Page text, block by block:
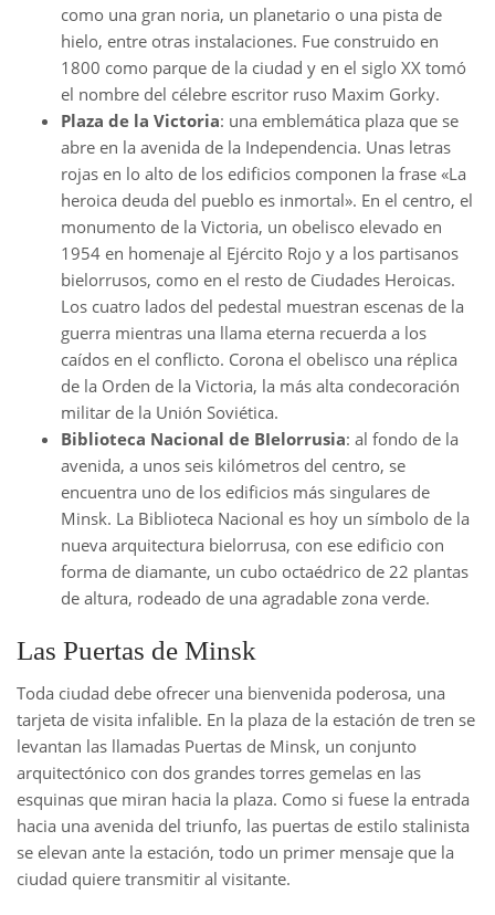
como una gran noria, un planetario o una pista de
hielo, entre otras instalaciones. Fue construido en
1800 como parque de la ciudad y en el siglo XX tomó
el nombre del célebre escritor ruso Maxim Gorky.
Plaza de la Victoria: una emblemática plaza que se
abre en la avenida de la Independencia. Unas letras
rojas en lo alto de los edificios componen la frase «La
heroica deuda del pueblo es inmortal». En el centro, el
monumento de la Victoria, un obelisco elevado en
1954 en homenaje al Ejército Rojo y a los partisanos
bielorrusos, como en el resto de Ciudades Heroicas.
Los cuatro lados del pedestal muestran escenas de la
guerra mientras una llama eterna recuerda a los
caídos en el conflicto. Corona el obelisco una réplica
de la Orden de la Victoria, la más alta condecoración
militar de la Unión Soviética.
Biblioteca Nacional de BIelorrusia: al fondo de la
avenida, a unos seis kilómetros del centro, se
encuentra uno de los edificios más singulares de
Minsk. La Biblioteca Nacional es hoy un símbolo de la
nueva arquitectura bielorrusa, con ese edificio con
forma de diamante, un cubo octaédrico de 22 plantas
de altura, rodeado de una agradable zona verde.
Las Puertas de Minsk
Toda ciudad debe ofrecer una bienvenida poderosa, una
tarjeta de visita infalible. En la plaza de la estación de tren se
levantan las llamadas Puertas de Minsk, un conjunto
arquitectónico con dos grandes torres gemelas en las
esquinas que miran hacia la plaza. Como si fuese la entrada
hacia una avenida del triunfo, las puertas de estilo stalinista
se elevan ante la estación, todo un primer mensaje que la
ciudad quiere transmitir al visitante.